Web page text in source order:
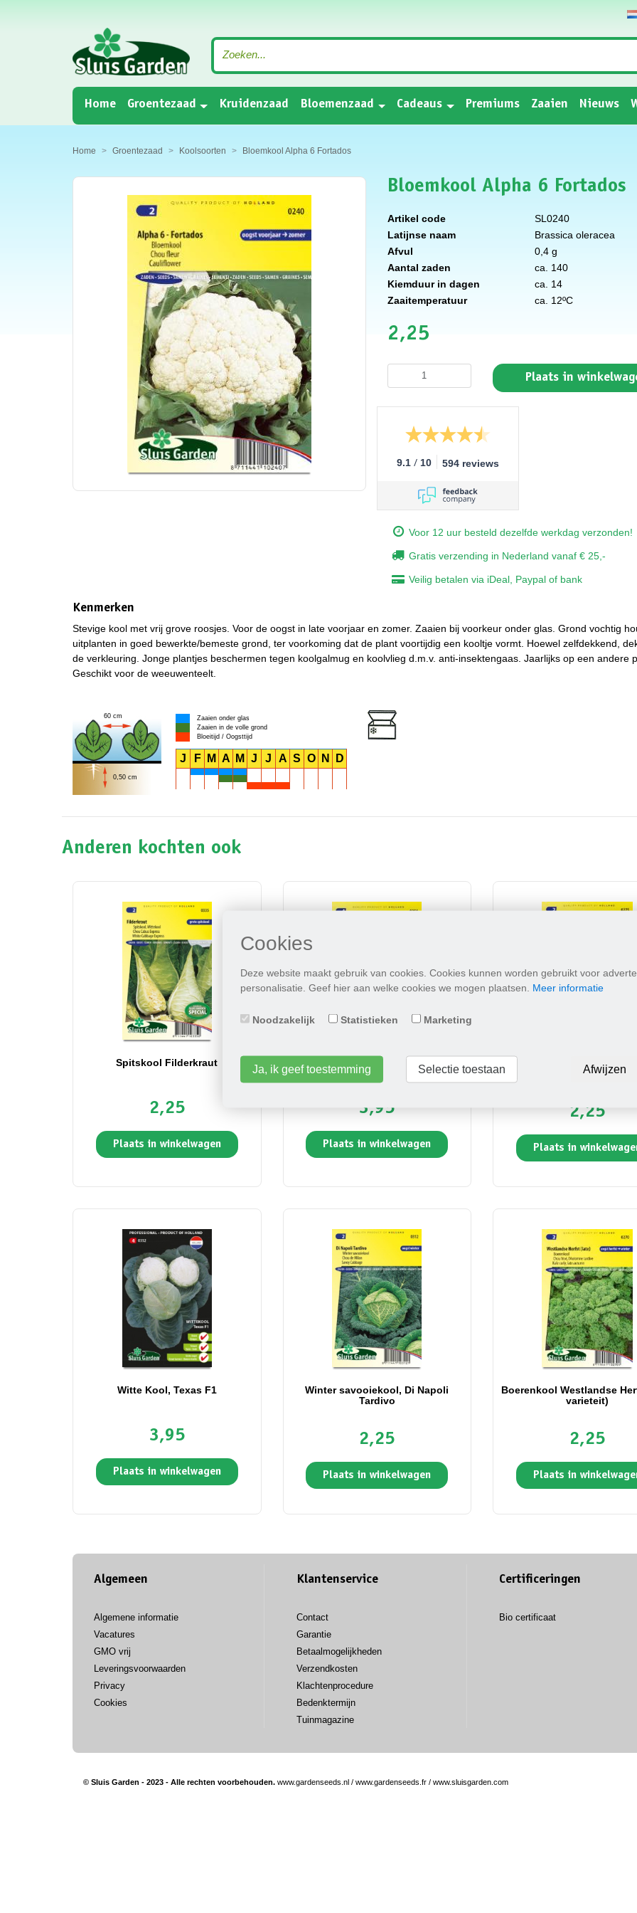
Cookies
Deze website maakt gebruik van cookies. Cookies kunnen worden gebruikt voor
personalisatie. Geef hier aan welke cookies we mogen plaatsen. Meer informatie
Noodzakelijk Statistieken Marketing
Ja, ik geef toestemming Selectie toestaan Afwijzen
Home(current)
Groentezaad Kruidenzaad Bloemenzaad Cadeaus Premiums Zaaien Nieuws
Home Groentezaad Koolsoorten Bloemkool Alpha 6 Fortados
Bloemkool Alpha 6 Fortados
Artikel code
SL0240
Latijnse naam
Brassica oleracea
Afvul
0,4 g
Aantal zaden
ca. 140
Kiemduur in dagen
ca. 14
Zaaitemperatuur
ca. 12ºC
2,25
Plaats in
9.1 / 10 594 reviews
Voor 12 uur besteld dezelfde werkdag verzonden!
Gratis verzending in Nederland vanaf € 25,-
Veilig betalen via iDeal, Paypal of bank
Kenmerken
Stevige kool met vrij grove roosjes. Voor de oogst in late voorjaar en zomer. Zaaien bij voorkeur onder glas. Grond vochtig
uitplanten in goed bewerkte/bemeste grond, ter voorkoming dat de plant voortijdig een kooltje vormt. Hoewel zelfdekkend,
de verkleuring. Jonge plantjes beschermen tegen koolgalmug en koolvlieg d.m.v. anti-insektengaas. Jaarlijks op een andere
Geschikt voor de weeuwenteelt.
0,50 cm
60 cm
Zaaien onder glas
Zaaien in de volle grond
Bloeitijd / Oogsttijd
J F M A M J J A S O N D
Anderen kochten ook
Spitskool Filderkraut
2,25
Plaats in winkelwagen
Bloemkool "Walcheren Winter 5"
3,95
Plaats in winkelwagen
Boerenkool Halfhoge
gekrulde
2,25
Plaats in
Witte Kool, Texas F1
3,95
Plaats in winkelwagen
Winter savooiekool, Di Napoli
Tardivo
2,25
Plaats in winkelwagen
Boerenkool Westlandse
varieteit)
2,25
Plaats in
Algemeen
Algemene informatie
Vacatures
GMO vrij
Leveringsvoorwaarden
Privacy
Cookies
Klantenservice
Contact
Garantie
Betaalmogelijkheden
Verzendkosten
Klachtenprocedure
Bedenktermijn
Tuinmagazine
Certificeringen
Bio certificaat
© Sluis Garden - 2023 - Alle rechten voorbehouden. www.gardenseeds.nl / www.gardenseeds.fr / www.sluisgarden.com